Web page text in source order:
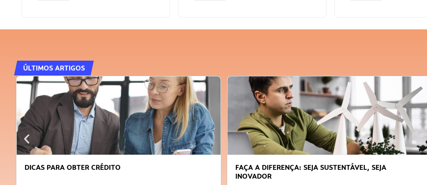
ÚLTIMOS ARTIGOS
DICAS PARA OBTER CRÉDITO
FAÇA A DIFERENÇA: SEJA SUSTENTÁVEL, SEJA
INOVADOR